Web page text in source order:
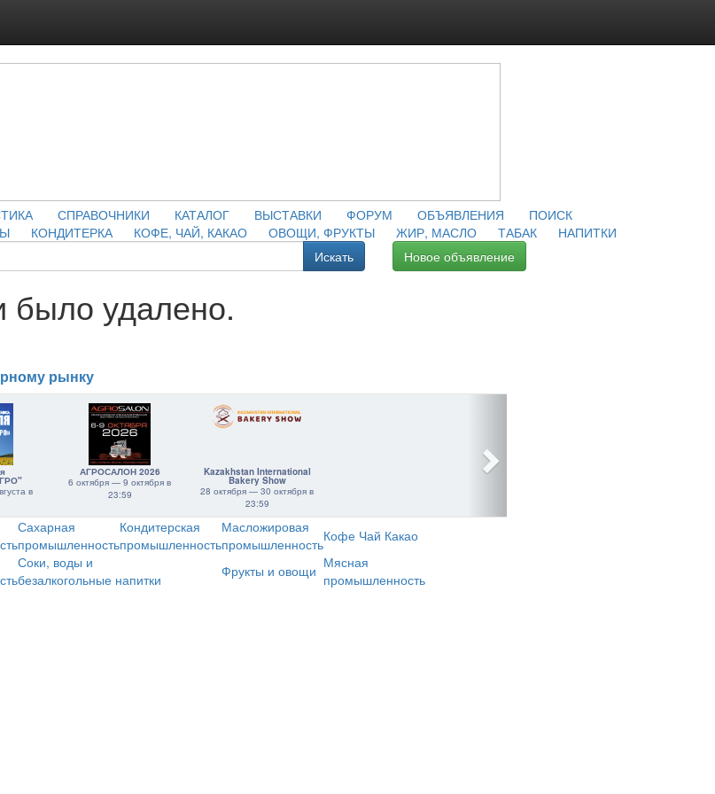
СПРАВОЧНИКИ КАТАЛОГ ВЫСТАВКИ ФОРУМ ОБЪЯВЛЕНИЯ
ПОИСК
КОНДИТЕРКА КОФЕ, ЧАЙ, КАКАО ОВОЩИ, ФРУКТЫ ЖИР, МАСЛО ТАБАК
НАПИТКИ
Искать
Новое объявление
было удалено.
рынку
в
АГРОСАЛОН 2026
6 октября — 9 октября в
23:59
Kazakhstan International
Bakery Show
28 октября — 30 октября в
23:59
Сахарная
промышленность
Кондитерская
промышленность
Масложировая
промышленностьКофе Чай Какао
Соки, воды и
безалкогольные напитки
Фрукты и овощи Мясная
промышленность